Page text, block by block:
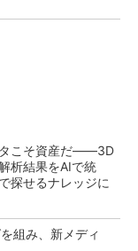
こそ資産だ――3D
析結果をAIで統
探せるナレッジに
組み、新メディ